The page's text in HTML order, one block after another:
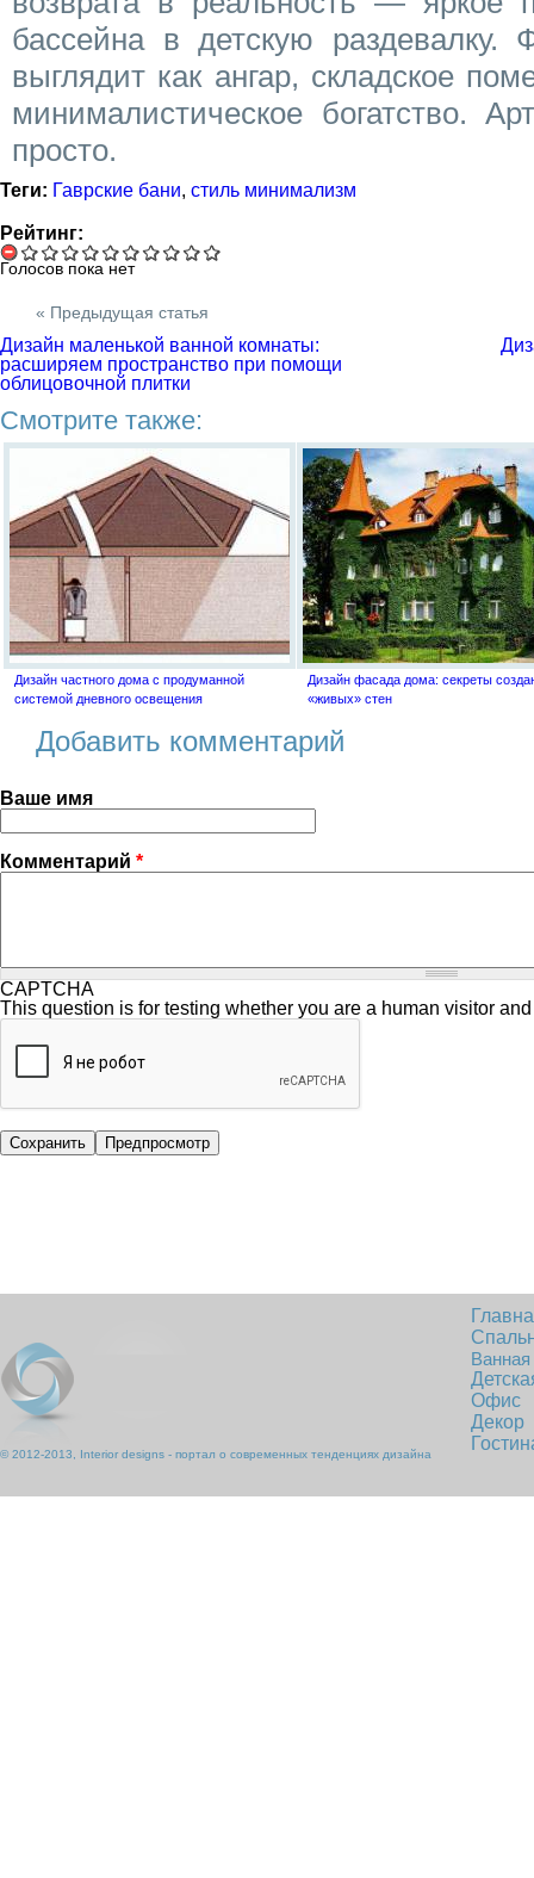
бассейна в детскую раздевалку.
выглядит как ангар, складское
минималистическое богатство.
просто.
Теги: Гаврские бани, стиль минимализм
Рейтинг:
Голосов пока нет
« Предыдущая статья
Дизайн маленькой ванной комнаты:
расширяем пространство при помощи
облицовочной плитки
Смотрите также:
Дизайн фасада дома: секреты
«живых» стен
Дизайн частного дома с продуманной
системой дневного освещения
Добавить комментарий
Ваше имя
Комментарий *
CAPTCHA
This question is for testing whether you are a human visitor
© 2012-2013, Interior designs - портал о современных тенденциях дизайна
Ванная
Офис
Декор